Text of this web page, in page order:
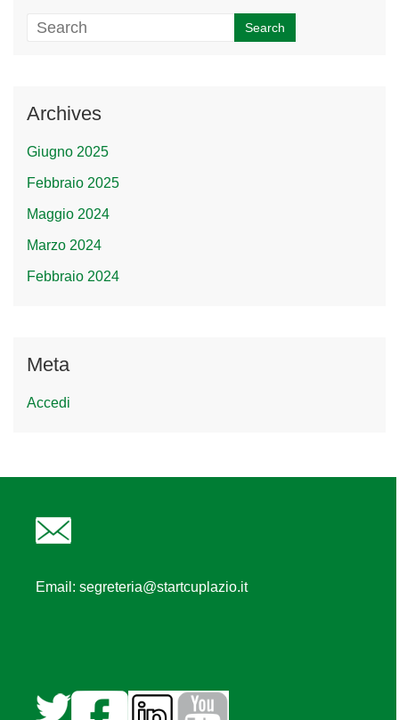
Archives
Giugno 2025
Febbraio 2025
Maggio 2024
Marzo 2024
Febbraio 2024
Meta
Accedi
Email: segreteria@startcuplazio.it